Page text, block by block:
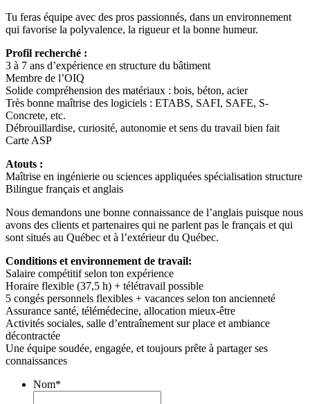
Tu feras équipe avec des pros passionnés, dans un environnement
qui favorise la polyvalence, la rigueur et la bonne humeur.
Profil recherché :
3 à 7 ans d’expérience en structure du bâtiment
Membre de l’OIQ
Solide compréhension des matériaux : bois, béton, acier
Très bonne maîtrise des logiciels : ETABS, SAFI, SAFE, S-
Concrete, etc.
Débrouillardise, curiosité, autonomie et sens du travail bien fait
Carte ASP
Atouts :
Maîtrise en ingénierie ou sciences appliquées spécialisation structure
Bilingue français et anglais
Nous demandons une bonne connaissance de l’anglais puisque nous
avons des clients et partenaires qui ne parlent pas le français et qui
sont situés au Québec et à l’extérieur du Québec.
Conditions et environnement de travail:
Salaire compétitif selon ton expérience
Horaire flexible (37,5 h) + télétravail possible
5 congés personnels flexibles + vacances selon ton ancienneté
Assurance santé, télémédecine, allocation mieux-être
Activités sociales, salle d’entraînement sur place et ambiance
décontractée
Une équipe soudée, engagée, et toujours prête à partager ses
connaissances
Nom*